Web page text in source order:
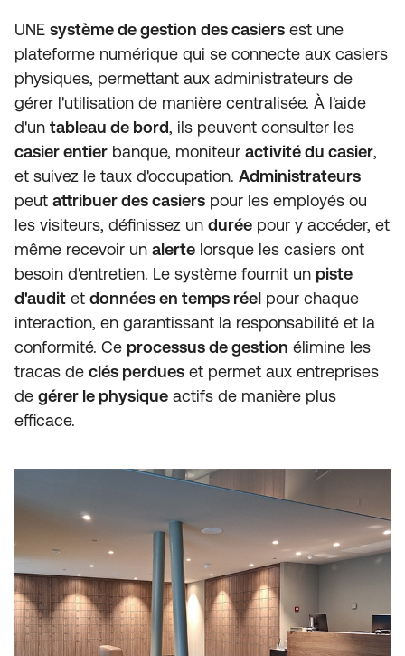
UNE système de gestion des casiers est une
plateforme numérique qui se connecte aux casiers
physiques, permettant aux administrateurs de
gérer l'utilisation de manière centralisée. À l'aide
d'un tableau de bord, ils peuvent consulter les
casier entier banque, moniteur activité du casier,
et suivez le taux d'occupation. Administrateurs
peut attribuer des casiers pour les employés ou
les visiteurs, définissez un durée pour y accéder, et
même recevoir un alerte lorsque les casiers ont
besoin d'entretien. Le système fournit un piste
d'audit et données en temps réel pour chaque
interaction, en garantissant la responsabilité et la
conformité. Ce processus de gestion élimine les
tracas de clés perdues et permet aux entreprises
de gérer le physique actifs de manière plus
efficace.